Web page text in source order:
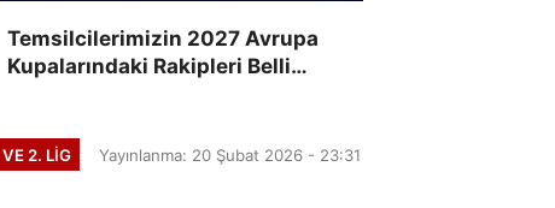
Temsilcilerimizin 2027 Avrupa
Kupalarındaki Rakipleri Belli
VE 2. LIG Yayınlanma: 20 Şubat 2026 - 23:31